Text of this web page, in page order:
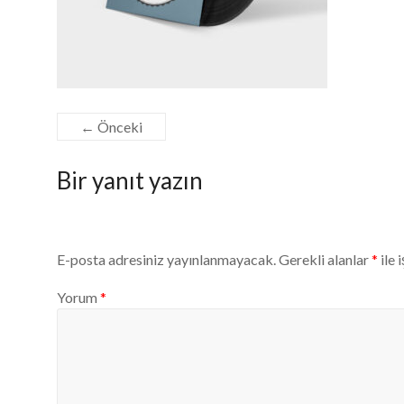
← Önceki
Bir yanıt yazın
E-posta adresiniz yayınlanmayacak.Gerekli alanlar* ile
Yorum *